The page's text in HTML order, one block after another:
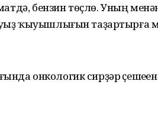
бензин төҫлө. Уның
ҡыуышлығын таҙар­тырға
онкологик сирҙәр